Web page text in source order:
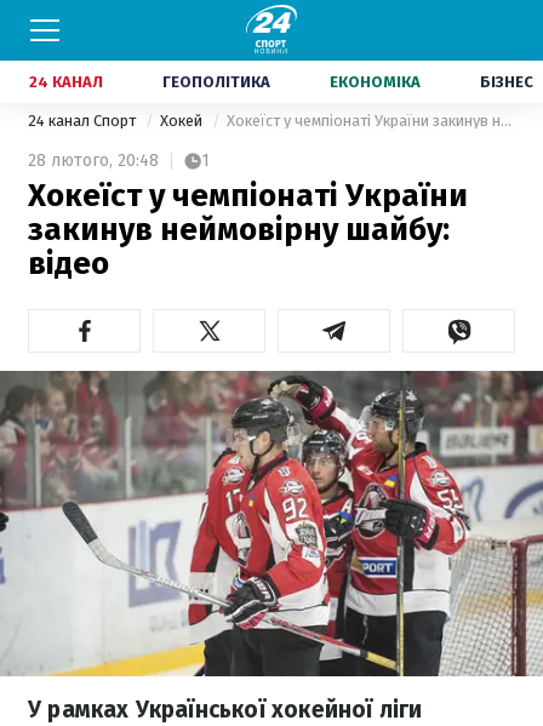
24 КАНАЛ ГЕОПОЛІТИКА ЕКОНОМІКА БІЗНЕС
24 канал Спорт Хокей Хокеїст у чемпіонаті України закинув неймовірну шайбу: відео
28 лютого, 20:48 1
Хокеїст у чемпіонаті України
закинув неймовірну шайбу:
відео
У рамках Української хокейної ліги